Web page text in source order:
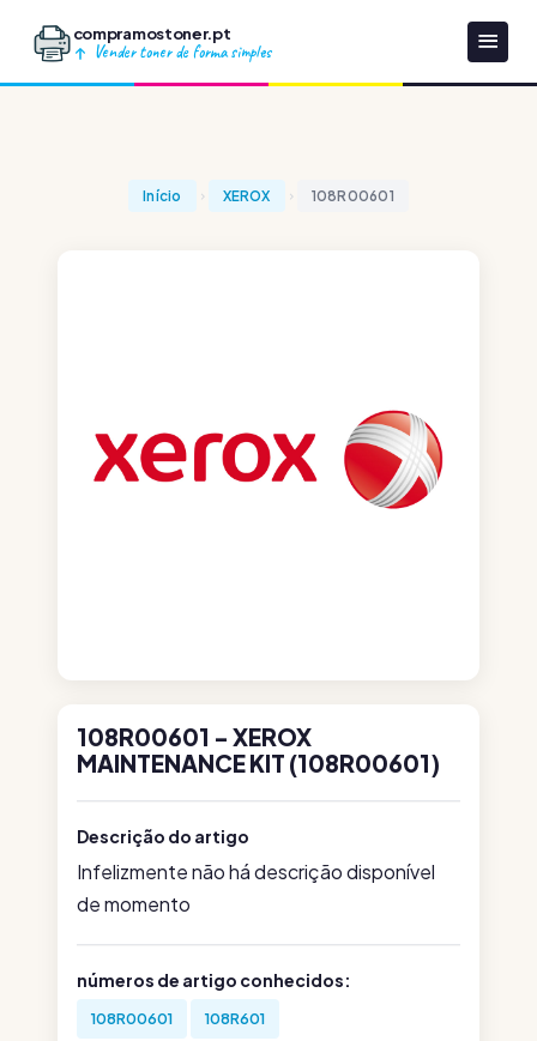
compramostoner.pt
Vender toner de forma simples
Início XEROX 108R00601
108R00601 - XEROX
MAINTENANCE KIT (108R00601)
Descrição do artigo
Infelizmente não há descrição disponível
de momento
números de artigo conhecidos:
108R00601 108R601